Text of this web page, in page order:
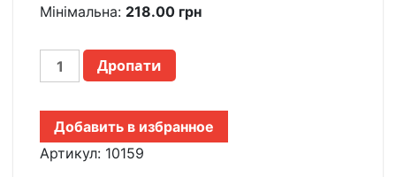
Мінімальна: 218.00 грн
КАМЕРА
ЗАДНЕГО
В
РАМКЕ
НОМЕРНОГО
Дропати
Добавить в избранное
Артикул: 10159